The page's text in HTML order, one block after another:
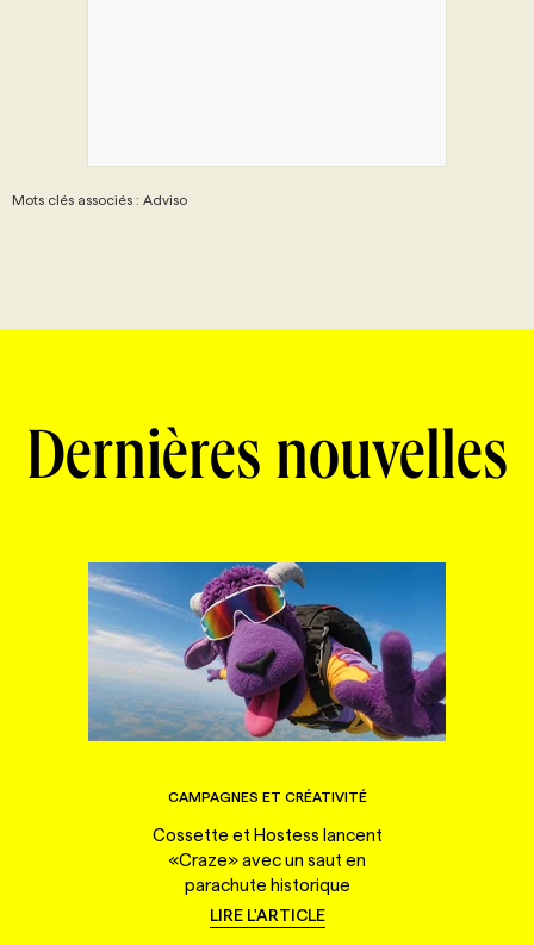
Mots clés associés : Adviso
Dernières nouvelles
CAMPAGNES ET CRÉATIVITÉ
Cossette et Hostess lancent
«Craze» avec un saut en
parachute historique
LIRE L'ARTICLE